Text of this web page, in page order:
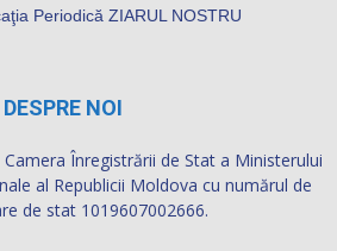
DESPRE NOI
Înregistrării de Stat a Ministerului
al Republicii Moldova cu numărul de
de stat 1019607002666.